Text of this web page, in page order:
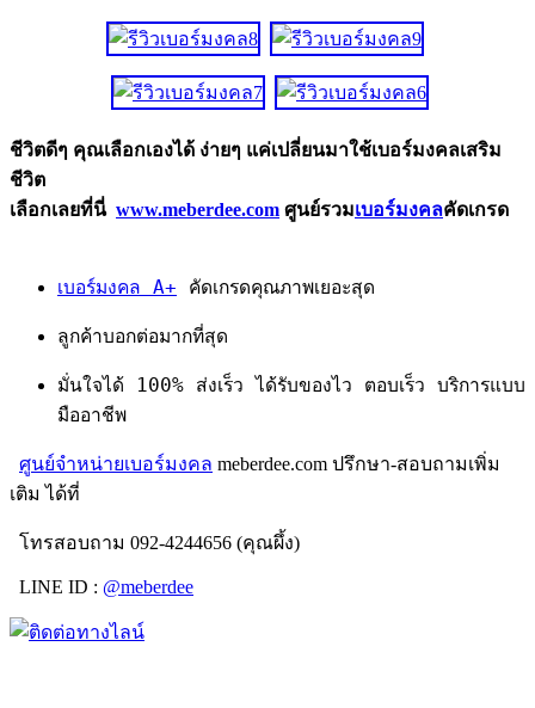
ชีวิตดีๆ คุณเลือกเองได้ ง่ายๆ แค่เปลี่ยนมาใช้เบอร์มงคลเสริม
ชีวิต
เลือกเลยที่นี่ www.meberdee.com ศูนย์รวมเบอร์มงคลคัดเกรด
เบอร์มงคล A+ คัดเกรดคุณภาพเยอะสุด
ลูกค้าบอกต่อมากที่สุด
มั่นใจได้ 100% ส่งเร็ว ได้รับของไว ตอบเร็ว บริการแบบ
มืออาชีพ
ศูนย์จำหน่ายเบอร์มงคล meberdee.com ปรึกษา-สอบถามเพิ่ม
เติม ได้ที่
โทรสอบถาม 092-4244656 (คุณผึ้ง)
LINE ID : @meberdee